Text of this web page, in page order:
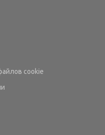
cookie